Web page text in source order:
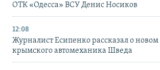
ОТК «Одесса» ВСУ Денис Носиков
12:08
Журналист Есипенко рассказал о новом
крымского автомеханика Шведа